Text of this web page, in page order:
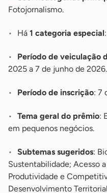
Fotojornalismo.
Há 1 categoria especial
Período de veiculação
2025 a 7 de junho de 2026.
Período de inscrição: 7
Tema geral do prêmio:
em pequenos negócios.
Subtemas sugeridos:
Sustentabilidade; Acesso
Produtividade e
Desenvolvimento